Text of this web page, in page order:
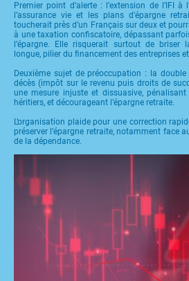
Premier point d’alerte : l’extension de l’IFI à
l’assurance vie et les plans d’épargne
toucherait près d’un Français sur deux et
à une taxation confiscatoire, dépassant
l’épargne. Elle risquerait surtout de briser
longue, pilier du financement des entreprises
Deuxième sujet de préoccupation : la
décès (impôt sur le revenu puis droits de
une mesure injuste et dissuasive,
héritiers, et décourageant l’épargne retraite.
L’organisation plaide pour une correction
préserver l’épargne retraite, notamment face
de la dépendance.